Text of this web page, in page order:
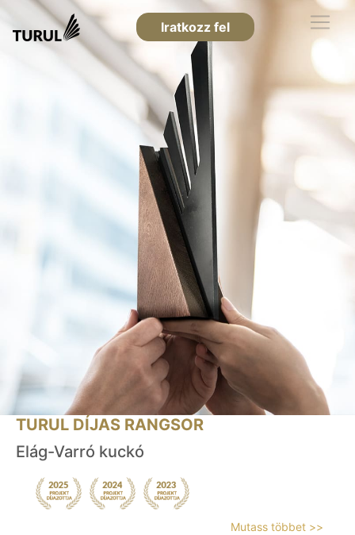
Iratkozz fel
TURUL DÍJAS RANGSOR
Elág-Varró kuckó
Mutass többet >>